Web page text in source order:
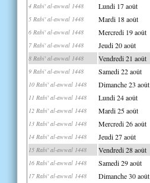
4 Rabi' al-awwal 1448 Lundi 17 août
5 Rabi' al-awwal 1448 Mardi 18 août
6 Rabi' al-awwal 1448 Mercredi 19 août
7 Rabi' al-awwal 1448 Jeudi 20 août
8 Rabi' al-awwal 1448 Vendredi 21 août
9 Rabi' al-awwal 1448 Samedi 22 août
10 Rabi' al-awwal 1448 Dimanche 23 août
11 Rabi' al-awwal 1448 Lundi 24 août
12 Rabi' al-awwal 1448 Mardi 25 août
13 Rabi' al-awwal 1448 Mercredi 26 août
14 Rabi' al-awwal 1448 Jeudi 27 août
15 Rabi' al-awwal 1448 Vendredi 28 août
16 Rabi' al-awwal 1448 Samedi 29 août
17 Rabi' al-awwal 1448 Dimanche 30 août